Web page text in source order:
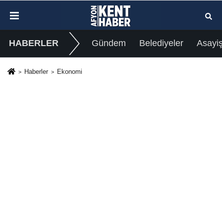
HABERLER Gündem Belediyeler
Haberler Ekonomi